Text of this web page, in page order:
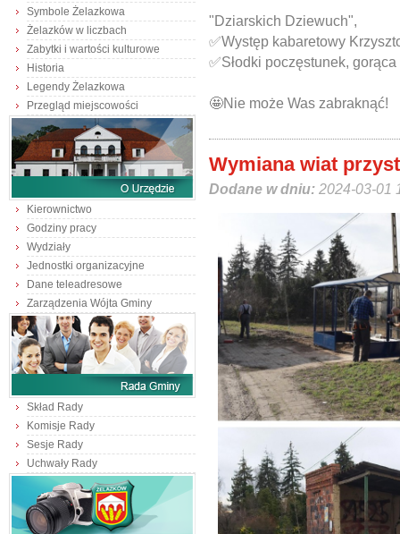
Symbole Żelazkowa
Żelazków w liczbach
Zabytki i wartości kulturowe
Historia
Legendy Żelazkowa
Przegląd miejscowości
Kierownictwo
Godziny pracy
Wydziały
Jednostki organizacyjne
Dane teleadresowe
Zarządzenia Wójta Gminy
Skład Rady
Komisje Rady
Sesje Rady
Uchwały Rady
"Dziarskich Dziewuch",
✅Występ kabaretowy
✅Słodki poczęstunek,
🤩Nie może Was zabraknąć!
Wymiana wiat
Dodane w dniu: 2024-03-01